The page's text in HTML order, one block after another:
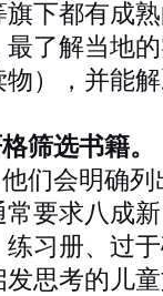
下都有成
了解当地
），并能
筛选书籍。
们会明确
要求八成
习册、过
思考的儿